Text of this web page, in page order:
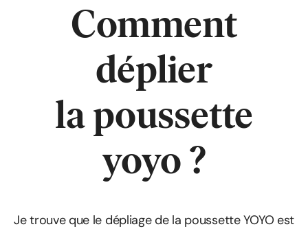
Comment
déplier
la poussette
yoyo ?
Je trouve que le dépliage de la poussette YOYO est